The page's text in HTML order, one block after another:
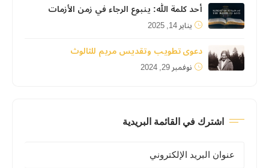
أحد كلمة الله: ينبوع الرجاء في زمن الأزمات
يناير 14, 2025
دعوى تطويب وتقديس مريم للثالوث
نوفمبر 29, 2024
اشترك في القائمة البريدية